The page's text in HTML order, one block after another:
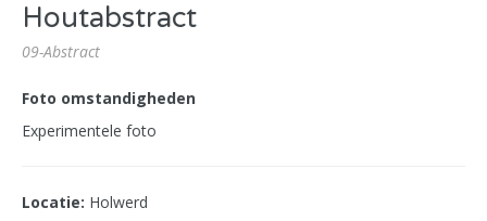
Houtabstract
09-Abstract
Foto omstandigheden
Experimentele foto
Locatie: Holwerd